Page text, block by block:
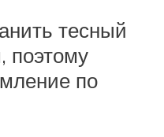
тесный
поэтому
по